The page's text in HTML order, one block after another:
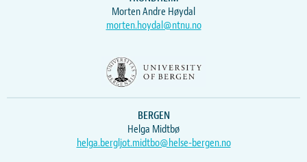
Morten Andre Høydal
morten.hoydal@ntnu.no
BERGEN
Helga Midtbø
helga.bergljot.midtbo@helse-bergen.no